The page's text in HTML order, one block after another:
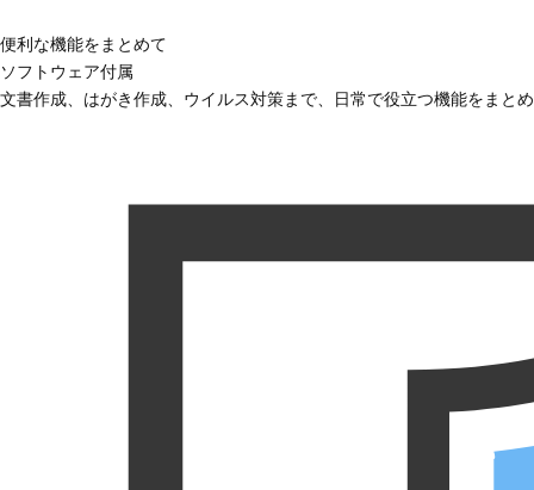
便利な機能をまとめて
ソフトウェア付属
文書作成、はがき作成、ウイルス対策まで、日常で役立つ機能をまと